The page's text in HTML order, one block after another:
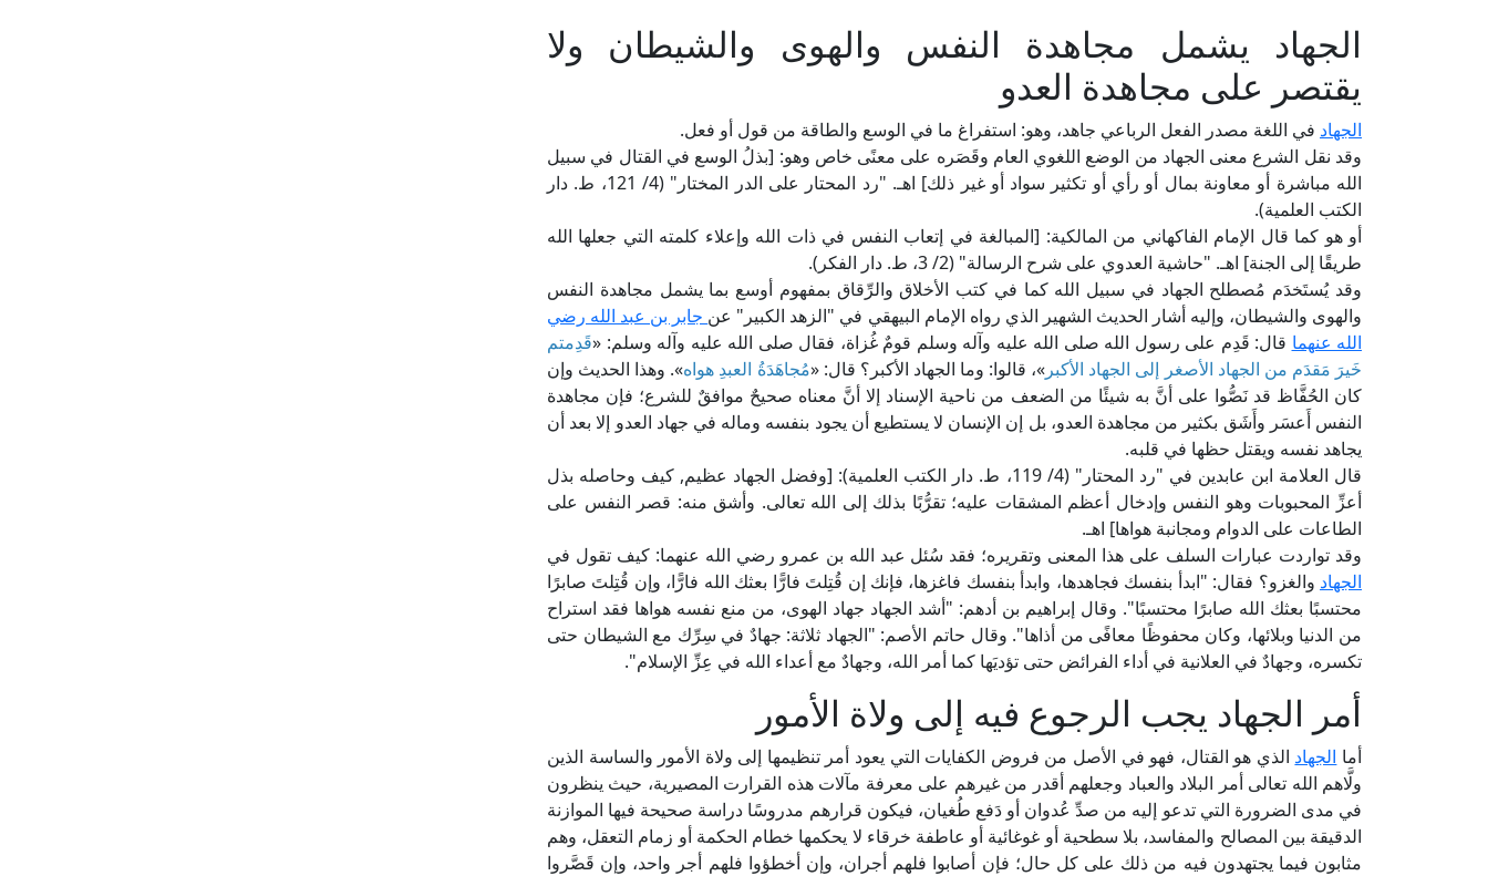
الجهاد يشمل مجاهدة النفس والهوى والشيطان ولا
يقتصر على مجاهدة العدو
الجهاد في اللغة مصدر الفعل الرباعي جاهد، وهو: استفراغ ما في الوسع والطاقة من قول أو فعل.
وقد نقل الشرع معنى الجهاد من الوضع اللغوي العام وقَصَره على معنًى خاص وهو: [بذلُ الوسع في القتال في سبيل
الله مباشرة أو معاونة بمال أو رأي أو تكثير سواد أو غير ذلك] اهـ. "رد المحتار على الدر المختار" (4/ 121، ط. دار
الكتب العلمية).
أو هو كما قال الإمام الفاكهاني من المالكية: [المبالغة في إتعاب النفس في ذات الله وإعلاء كلمته التي جعلها الله
طريقًا إلى الجنة] اهـ. "حاشية العدوي على شرح الرسالة" (2/ 3، ط. دار الفكر).
وقد يُستَخدَم مُصطلح الجهاد في سبيل الله كما في كتب الأخلاق والرِّقاق بمفهوم أوسع بما يشمل مجاهدة النفس
والهوى والشيطان، وإليه أشار الحديث الشهير الذي رواه الإمام البيهقي في "الزهد الكبير" عن جابر بن عبد الله رضي
الله عنهما قال: قَدِم على رسول الله صلى الله عليه وآله وسلم قومٌ غُزاة، فقال صلى الله عليه وآله وسلم: «قَدِمتم
خَيرَ مَقدَم من الجهاد الأصغر إلى الجهاد الأكبر »، قالوا: وما الجهاد الأكبر؟ قال: «مُجاهَدَةُ العبدِ هواه». وهذا الحديث وإن
كان الحُفَّاظ قد نَصُّوا على أنَّ به شيئًا من الضعف من ناحية الإسناد إلا أنَّ معناه صحيحٌ موافقٌ للشرع؛ فإن مجاهدة
النفس أَعسَر وأَشَق بكثير من مجاهدة العدو، بل إن الإنسان لا يستطيع أن يجود بنفسه وماله في جهاد العدو إلا بعد أن
يجاهد نفسه ويقتل حظها في قلبه.
قال العلامة ابن عابدين في "رد المحتار" (4/ 119، ط. دار الكتب العلمية): [وفضل الجهاد عظيم, كيف وحاصله بذل
أعزِّ المحبوبات وهو النفس وإدخال أعظم المشقات عليه؛ تقرُّبًا بذلك إلى الله تعالى. وأشق منه: قصر النفس على
الطاعات على الدوام ومجانبة هواها] اهـ.
وقد تواردت عبارات السلف على هذا المعنى وتقريره؛ فقد سُئل عبد الله بن عمرو رضي الله عنهما: كيف تقول في
الجهاد والغزو؟ فقال: "ابدأ بنفسك فجاهدها، وابدأ بنفسك فاغزها، فإنك إن قُتِلتَ فارًّا بعثك الله فارًّا، وإن قُتِلتَ صابرًا
محتسبًا بعثك الله صابرًا محتسبًا". وقال إبراهيم بن أدهم: "أشد الجهاد جهاد الهوى، من منع نفسه هواها فقد استراح
من الدنيا وبلائها، وكان محفوظًا معافًى من أذاها". وقال حاتم الأصم: "الجهاد ثلاثة: جهادٌ في سِرِّك مع الشيطان حتى
تكسره، وجهادٌ في العلانية في أداء الفرائض حتى تؤديَها كما أمر الله، وجهادٌ مع أعداء الله في عِزِّ الإسلام".
أمر الجهاد يجب الرجوع فيه إلى ولاة الأمور
أما الجهاد الذي هو القتال، فهو في الأصل من فروض الكفايات التي يعود أمر تنظيمها إلى ولاة الأمور والساسة الذين
ولَّاهم الله تعالى أمر البلاد والعباد وجعلهم أقدر من غيرهم على معرفة مآلات هذه القرارت المصيرية، حيث ينظرون
في مدى الضرورة التي تدعو إليه من صدِّ عُدوان أو دَفع طُغيان، فيكون قرارهم مدروسًا دراسة صحيحة فيها الموازنة
الدقيقة بين المصالح والمفاسد، بلا سطحية أو غوغائية أو عاطفة خرقاء لا يحكمها خطام الحكمة أو زمام التعقل، وهم
مثابون فيما يجتهدون فيه من ذلك على كل حال؛ فإن أصابوا فلهم أجران، وإن أخطؤوا فلهم أجر واحد، وإن قَصَّروا